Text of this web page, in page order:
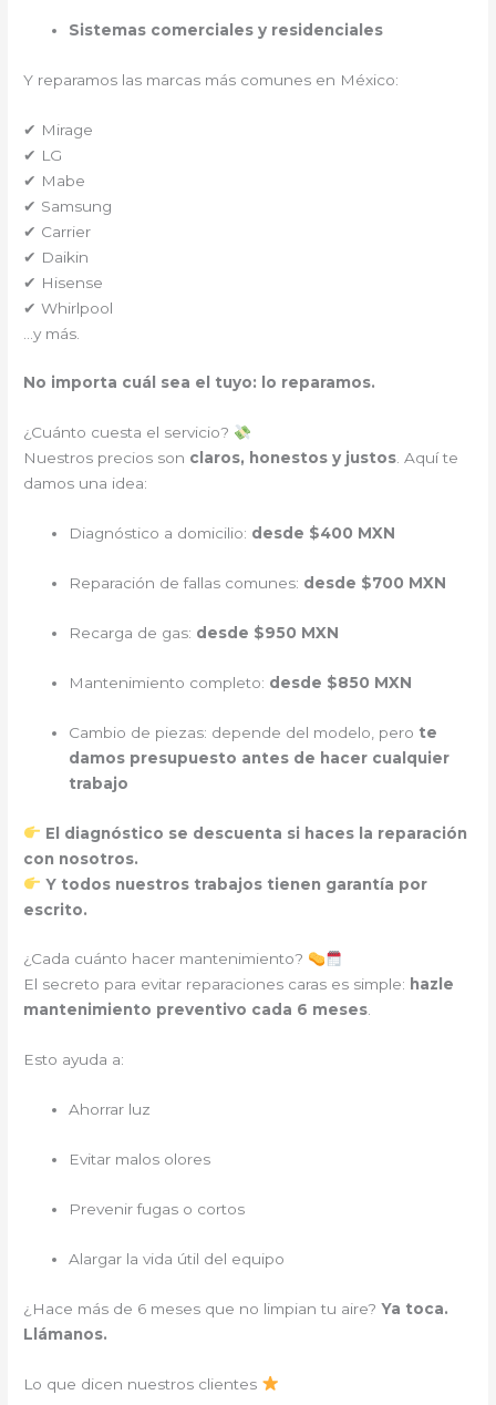
Sistemas comerciales y residenciales
Y reparamos las marcas más comunes en México:
✔ Mirage
✔ LG
✔ Mabe
✔ Samsung
✔ Carrier
✔ Daikin
✔ Hisense
✔ Whirlpool
…y más.
No importa cuál sea el tuyo: lo reparamos.
¿Cuánto cuesta el servicio?
Nuestros precios son claros, honestos y justos. Aquí te
damos una idea:
Diagnóstico a domicilio: desde $400 MXN
Reparación de fallas comunes: desde $700 MXN
Recarga de gas: desde $950 MXN
Mantenimiento completo: desde $850 MXN
Cambio de piezas: depende del modelo, pero te
damos presupuesto antes de hacer cualquier
trabajo
El diagnóstico se descuenta si haces la reparación
con nosotros.
Y todos nuestros trabajos tienen garantía por
escrito.
¿Cada cuánto hacer mantenimiento?
El secreto para evitar reparaciones caras es simple: hazle
mantenimiento preventivo cada 6 meses.
Esto ayuda a:
Ahorrar luz
Evitar malos olores
Prevenir fugas o cortos
Alargar la vida útil del equipo
¿Hace más de 6 meses que no limpian tu aire?Ya toca.
Llámanos.
Lo que dicen nuestros clientes